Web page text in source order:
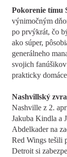
Pokorenie tímu
výnimočným
po prvýkrát, čo
ako súper,
generálneho
svojich
prakticky
Nashvillský
Nashville z 2.
Jakuba Kindla a
Abdelkader na
Red Wings tešili
Detroit si